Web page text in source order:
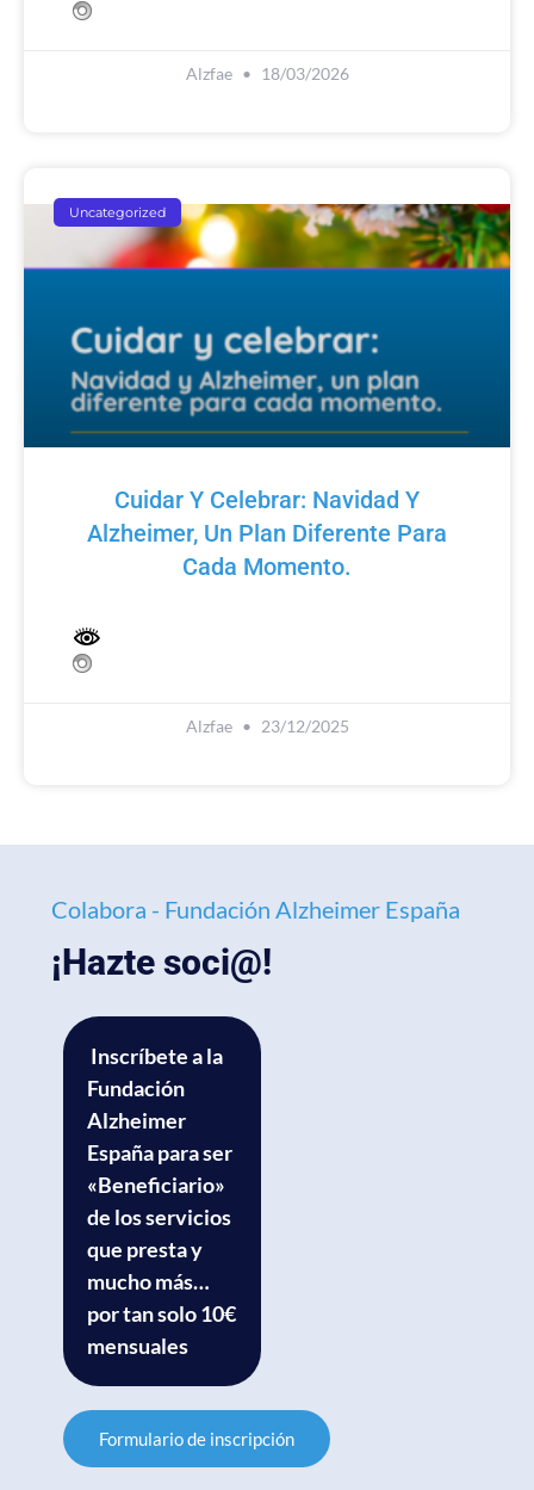
Alzfae 18/03/2026
Uncategorized
Cuidar Y Celebrar: Navidad Y
Alzheimer, Un Plan Diferente Para
Cada Momento.
Alzfae 23/12/2025
Colabora - Fundación Alzheimer España
¡Hazte soci@!
Inscríbete a la
Fundación
Alzheimer
España para ser
«Beneficiario»
de los servicios
que presta y
mucho más…
por tan solo 10€
mensuales
Formulario de inscripción